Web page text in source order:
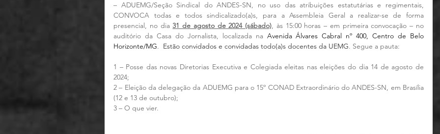
– ADUEMG/Seção Sindical do ANDES-SN, no uso das atribuições estatutárias e regimentais,
CONVOCA todas e todos sindicalizado(a)s, para a Assembleia Geral a realizar-se de forma
presencial, no dia 31 de agosto de 2024 (sábado), às 15:00 horas – em primeira convocação – no
auditório da Casa do Jornalista, localizada na Avenida Álvares Cabral nº 400, Centro de Belo
Horizonte/MG. Estão convidados e convidadas todo(a)s docentes da UEMG. Segue a pauta:
1 – Posse das novas Diretorias Executiva e Colegiada eleitas nas eleições do dia 14 de agosto de
2024;
2 – Eleição da delegação da ADUEMG para o 15º CONAD Extraordinário do ANDES-SN, em Brasília
(12 e 13 de outubro);
3 – O que vier.